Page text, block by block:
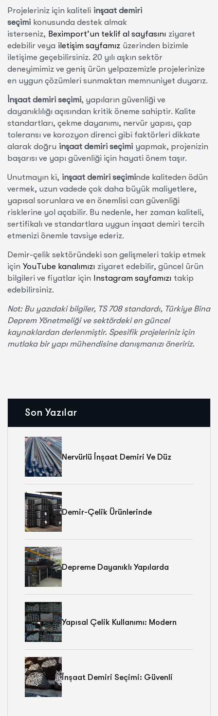
Projeleriniz için kaliteli inşaat demiri
seçimi konusunda destek almak
isterseniz, Beximport’un teklif al sayfasını ziyaret
edebilir veya iletişim sayfamız üzerinden bizimle
iletişime geçebilirsiniz. 20 yılı aşkın sektör
deneyimimiz ve geniş ürün yelpazemizle projelerinize
en uygun çözümleri sunmaktan memnuniyet duyarız.
İnşaat demiri seçimi, yapıların güvenliği ve
dayanıklılığı açısından kritik öneme sahiptir. Kalite
standartları, çekme dayanımı, nervür yapısı, çap
toleransı ve korozyon direnci gibi faktörleri dikkate
alarak doğru inşaat demiri seçimi yapmak, projenizin
başarısı ve yapı güvenliği için hayati önem taşır.
Unutmayın ki, inşaat demiri seçiminde kaliteden ödün
vermek, uzun vadede çok daha büyük maliyetlere,
yapısal sorunlara ve en önemlisi can güvenliği
risklerine yol açabilir. Bu nedenle, her zaman kaliteli,
sertifikalı ve standartlara uygun inşaat demiri tercih
etmenizi önemle tavsiye ederiz.
Demir-çelik sektöründeki son gelişmeleri takip etmek
için YouTube kanalımızı ziyaret edebilir, güncel ürün
bilgileri ve fiyatlar için Instagram sayfamızı takip
edebilirsiniz.
Not: Bu yazıdaki bilgiler, TS 708 standardı, Türkiye Bina
Deprem Yönetmeliği ve sektördeki en güncel
kaynaklardan derlenmiştir. Spesifik projeleriniz için
mutlaka bir yapı mühendisine danışmanızı öneririz.
Son Yazılar
Nervürlü İnşaat Demiri Ve Düz
Demir-Çelik Ürünlerinde
Depreme Dayanıklı Yapılarda
Yapısal Çelik Kullanımı: Modern
İnşaat Demiri Seçimi: Güvenli